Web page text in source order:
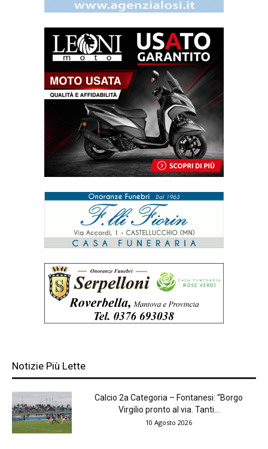
Notizie Più Lette
Calcio 2a Categoria – Fontanesi: “Borgo
Virgilio pronto al via. Tanti...
10 Agosto 2026